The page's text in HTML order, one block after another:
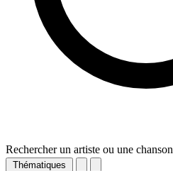
Rechercher un artiste ou une chanson
Thématiques